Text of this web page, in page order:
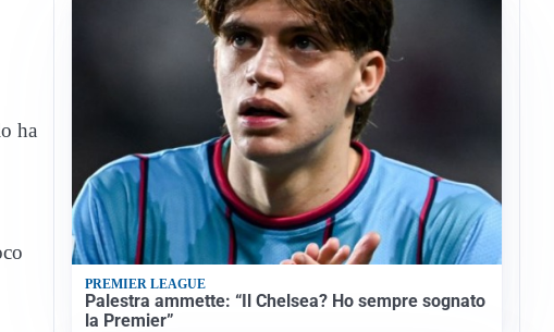
ha
PREMIER LEAGUE
Palestra ammette: “Il Chelsea? Ho sempre sognato
la Premier”